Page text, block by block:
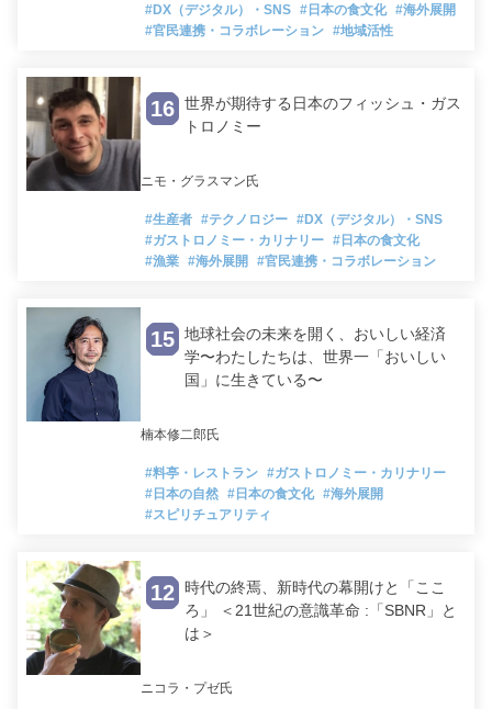
#DX（デジタル）・SNS #日本の食文化 #海外展開
#官民連携・コラボレーション #地域活性
16 世界が期待する日本のフィッシュ・ガス
トロノミー
ニモ・グラスマン氏
#生産者 #テクノロジー #DX（デジタル）・SNS
#ガストロノミー・カリナリー #日本の食文化
#漁業 #海外展開 #官民連携・コラボレーション
15 地球社会の未来を開く、おいしい経済
学〜わたしたちは、世界一「おいしい
国」に生きている〜
楠本修二郎氏
#料亭・レストラン #ガストロノミー・カリナリー
#日本の自然 #日本の食文化 #海外展開
#スピリチュアリティ
12 時代の終焉、新時代の幕開けと「ここ
ろ」 ＜21世紀の意識革命 :「SBNR」と
は＞
ニコラ・プゼ氏